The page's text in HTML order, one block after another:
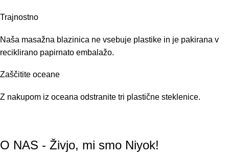
Trajnostno
Naša masažna blazinica ne vsebuje plastike in je pakirana v
reciklirano papirnato embalažo.
Zaščitite oceane
Z nakupom iz oceana odstranite tri plastične steklenice.
O NAS - Živjo, mi smo Niyok!